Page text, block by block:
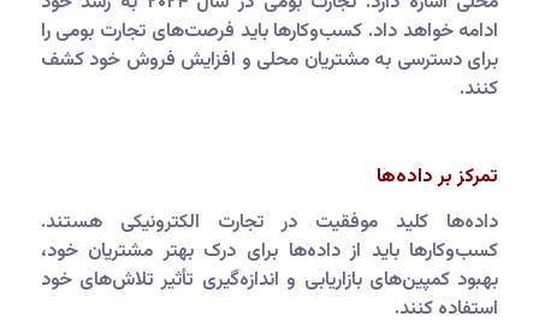
ادامه خواهد داد. کسب‌وکارها باید فرصت‌های تجارت بومی را
برای دسترسی به مشتریان محلی و افزایش فروش خود کشف
کنند.
تمرکز بر داده‌ها
داده‌ها کلید موفقیت در تجارت الکترونیکی هستند.
کسب‌وکارها باید از داده‌ها برای درک بهتر مشتریان خود،
بهبود کمپین‌های بازاریابی و اندازه‌گیری تأثیر تلاش‌های خود
استفاده کنند.